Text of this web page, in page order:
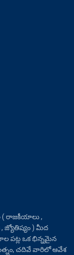
( రాజకీయాలు ,
, జ్యోతిష్యం ) మీద
పట్ల ఒక భిన్నమైన
చదివే వారిలో ఆవేశ